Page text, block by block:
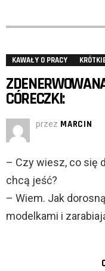
KAWAŁY O PRACY
CÓRECZKI:
przez MARCIN
– Czy wiesz, co się
chcą jeść?
– Wiem. Jak
modelkami i